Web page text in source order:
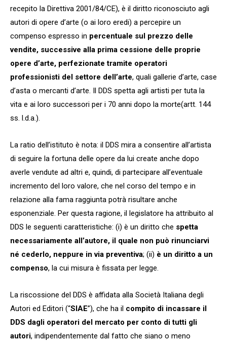
recepito la Direttiva 2001/84/CE), è il diritto riconosciuto agli
autori di opere d’arte (o ai loro eredi) a percepire un
compenso espresso in percentuale sul prezzo delle
vendite, successive alla prima cessione delle proprie
opere d’arte, perfezionate tramite operatori
professionisti del settore dell’arte, quali gallerie d’arte, case
d’asta o mercanti d’arte. Il DDS spetta agli artisti per tuta la
vita e ai loro successori per i 70 anni dopo la morte(artt. 144
ss. l.d.a.).
La ratio dell’istituto è nota: il DDS mira a consentire all’artista
di seguire la fortuna delle opere da lui create anche dopo
averle vendute ad altri e, quindi, di partecipare all’eventuale
incremento del loro valore, che nel corso del tempo e in
relazione alla fama raggiunta potrà risultare anche
esponenziale. Per questa ragione, il legislatore ha attribuito al
DDS le seguenti caratteristiche: (i) è un diritto che spetta
necessariamente all’autore, il quale non può rinunciarvi
né cederlo, neppure in via preventiva; (ii) è un diritto a un
compenso, la cui misura è fissata per legge.
La riscossione del DDS è affidata alla Società Italiana degli
Autori ed Editori (“SIAE”), che ha il compito di incassare il
DDS dagli operatori del mercato per conto di tutti gli
autori, indipendentemente dal fatto che siano o meno